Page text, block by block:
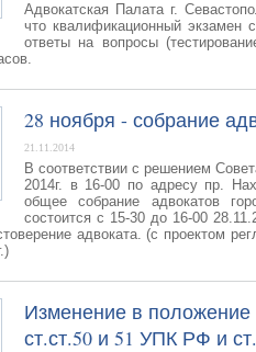
Адвокатская Палата г.
что квалификационный экзамен
ответы на вопросы
28 ноября - собрание
21.11.2014
В соответствии с решением
2014г. в 16-00 по адресу пр.
общее собрание адвокатов
состоится с 15-30 до 16-00
адвоката. (с проектом
Изменение в
ст.ст.50 и 51 УПК РФ и